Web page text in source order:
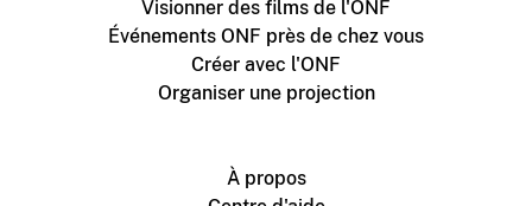
Visionner des films de l'ONF
Événements ONF près de chez vous
Créer avec l'ONF
Organiser une projection
À propos